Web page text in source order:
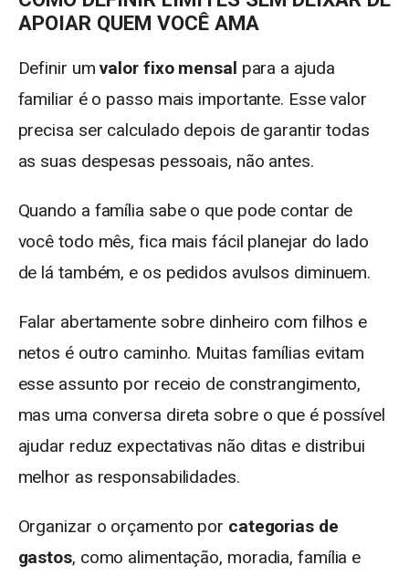
APOIAR QUEM VOCÊ AMA
Definir umvalor fixo mensal para a ajuda
familiar é o passo mais importante. Esse valor
precisa ser calculado depois de garantir todas
as suas despesas pessoais, não antes.
Quando a família sabe o que pode contar de
você todo mês, fica mais fácil planejar do lado
de lá também, e os pedidos avulsos diminuem.
Falar abertamente sobre dinheiro com filhos e
netos é outro caminho. Muitas famílias evitam
esse assunto por receio de constrangimento,
mas uma conversa direta sobre o que é possível
ajudar reduz expectativas não ditas e distribui
melhor as responsabilidades.
Organizar o orçamento por categorias de
gastos, como alimentação, moradia, família e